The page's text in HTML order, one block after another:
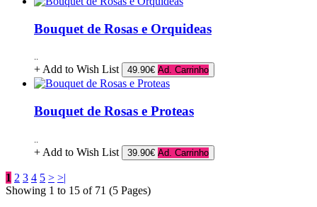
Bouquet de Rosas e Orquideas
..
+ Add to Wish List 49.90€ Ad. Carrinho
Bouquet de Rosas e Proteas
+ Add to Wish List 39.90€ Ad. Carrinho
1 2 3 4 5 > >|
Showing 1 to 15 of 71 (5 Pages)